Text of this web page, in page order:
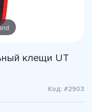
клещи UT
Код: #2903